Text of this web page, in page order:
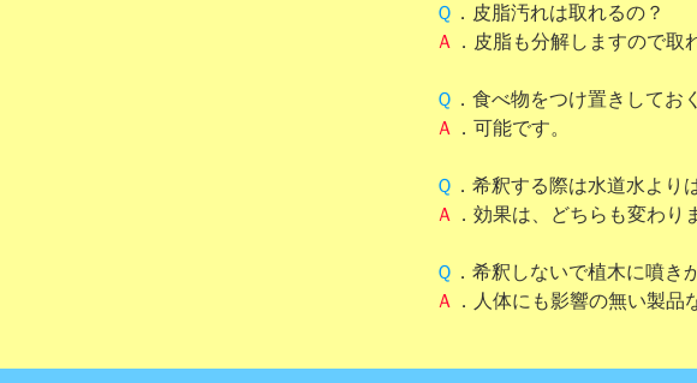
Ｑ ．皮脂汚れは取れるの？
Ａ
．皮脂も分解しますので取
Ｑ ．食べ物をつけ置きしてお
Ａ
．可能です。
Ｑ ．希釈する際は水道水より
Ａ
．効果は、どちらも変わり
Ｑ ．希釈しないで植木に噴き
Ａ
．人体にも影響の無い製品